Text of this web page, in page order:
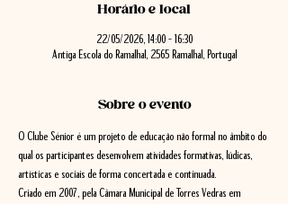
Horário e local
22/05/2026, 14:00 – 16:30
Antiga Escola do Ramalhal, 2565 Ramalhal, Portugal
Sobre o evento
O Clube Sénior é um projeto de educação não formal no âmbito do
qual os participantes desenvolvem atividades formativas, lúdicas,
artísticas e sociais de forma concertada e continuada.
Criado em 2007, pela Câmara Municipal de Torres Vedras em